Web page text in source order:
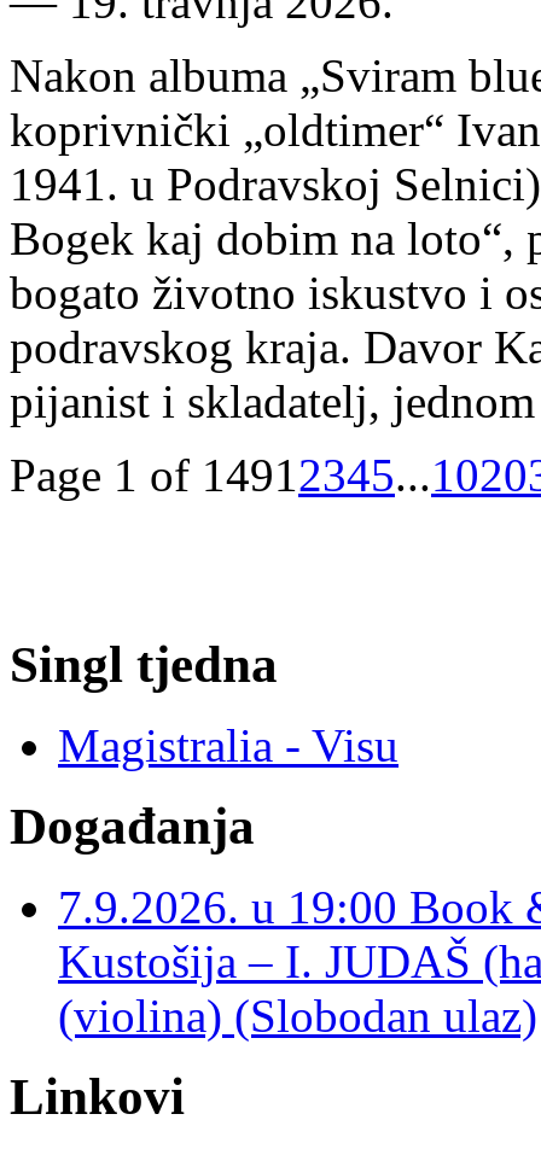
Nakon albuma „Sviram
koprivnički „oldtimer“
1941. u Podravskoj
Bogek kaj dobim na loto“,
bogato životno iskustvo i
podravskog kraja. Davor
pijanist i skladatelj,
Page 1 of 14912345...1020
Singl tjedna
Magistralia - Visu
Događanja
7.9.2026. u 19:00 Book
Kustošija – I. JUDAŠ
(violina) (Slobodan ulaz)
Linkovi